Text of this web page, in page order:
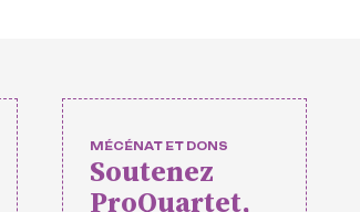
MÉCÉNAT ET DONS
Soutenez
ProQuartet,
des masterclasses